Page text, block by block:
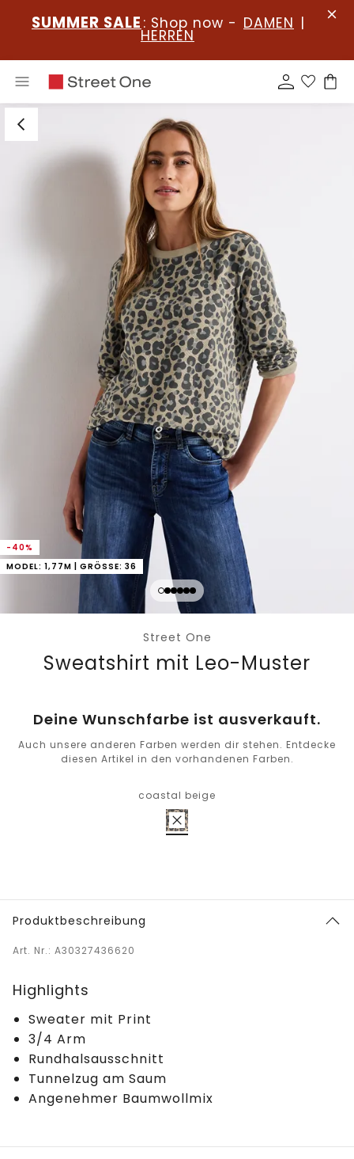
SUMMER SALE : Shop now - DAMEN |
HERREN
-40%
MODEL: 1,77M | GRÖSSE: 36
Street One
Sweatshirt mit Leo-Muster
Deine Wunschfarbe ist ausverkauft.
Auch unsere anderen Farben werden dir stehen. Entdecke
diesen Artikel in den vorhandenen Farben.
coastal beige
Produktbeschreibung
Art. Nr.: A30327436620
Highlights
Sweater mit Print
3/4 Arm
Rundhalsausschnitt
Tunnelzug am Saum
Angenehmer Baumwollmix